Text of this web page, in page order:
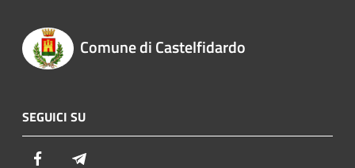
Comune di Castelfidardo
SEGUICI SU
Facebook